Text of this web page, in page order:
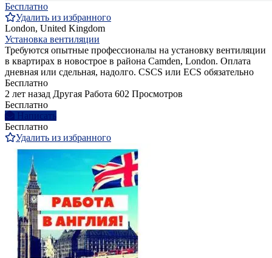
Бесплатно
Удалить из избранного
London, United Kingdom
Установка вентиляции
Требуются опытные профессионалы на установку вентиляции
в квартирах в новострое в района Camden, London. Оплата
дневная или сдельная, надолго. CSCS или ECS обязательно
Бесплатно
2 лет назад Другая Работа 602 Просмотров
Бесплатно
Написать
Бесплатно
Удалить из избранного